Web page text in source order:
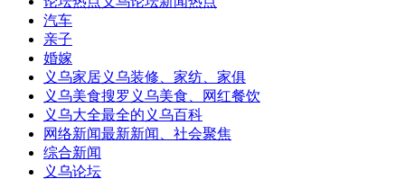
汽车
亲子
婚嫁
义乌家居义乌装修、家纺、家俱
义乌美食搜罗义乌美食、网红餐饮
义乌大全最全的义乌百科
网络新闻最新新闻、社会聚焦
综合新闻
义乌论坛